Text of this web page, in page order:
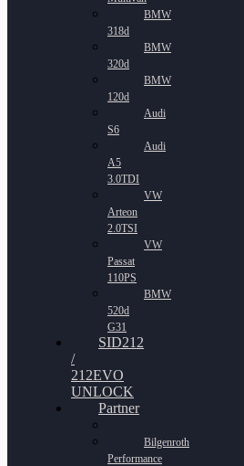
BMW
318d
BMW
320d
BMW
120d
Audi
S6
Audi
A5
3.0TDI
VW
Arteon
2.0TSI
VW
Passat
110PS
BMW
520d
G31
SID212
/
212EVO
UNLOCK
Partner
Bilgenroth
Performance